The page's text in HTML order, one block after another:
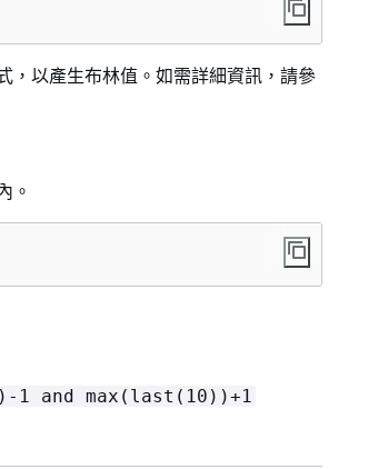
，以產生布林值。如需詳細資訊，請參
。
1 and max(last(10))+1